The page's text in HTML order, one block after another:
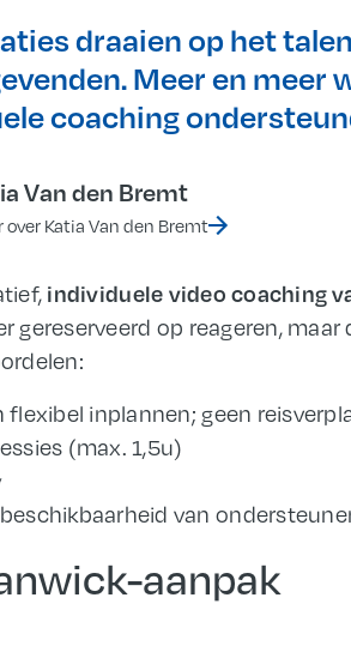
draaien op het
Meer en meer
coaching
Van den Bremt
over Katia Van den Bremt
individuele video coaching
gereserveerd op reageren,
flexibel inplannen; geen
(max. 1,5u)
van
aanpak